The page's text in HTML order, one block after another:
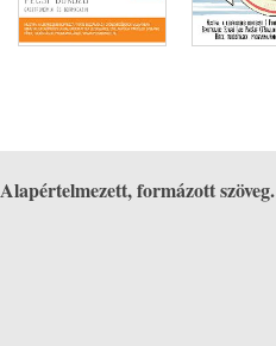
Alapértelmezett, formázott szöveg.